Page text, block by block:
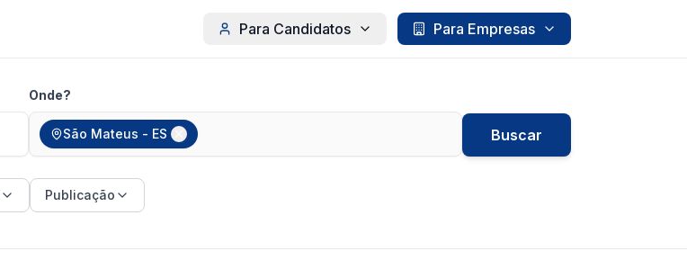
Para Candidatos Para Empresas
Onde?
São Mateus - ES Buscar
Publicação